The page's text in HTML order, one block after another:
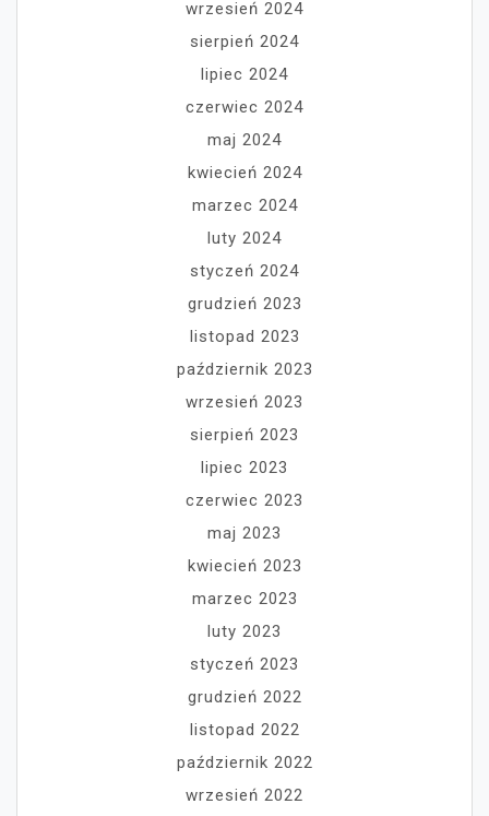
wrzesień 2024
sierpień 2024
lipiec 2024
czerwiec 2024
maj 2024
kwiecień 2024
marzec 2024
luty 2024
styczeń 2024
grudzień 2023
listopad 2023
październik 2023
wrzesień 2023
sierpień 2023
lipiec 2023
czerwiec 2023
maj 2023
kwiecień 2023
marzec 2023
luty 2023
styczeń 2023
grudzień 2022
listopad 2022
październik 2022
wrzesień 2022